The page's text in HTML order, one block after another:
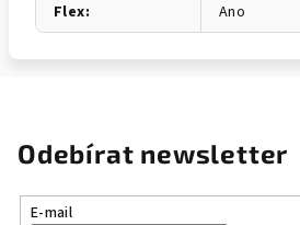
Flex: Ano
Odebírat newsletter
E-mail